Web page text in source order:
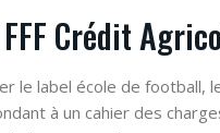
Crédit
le label école de football,
à un cahier des